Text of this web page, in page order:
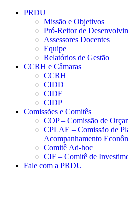
Conteúdo principal
PRDU
Missão e Objetivos
Pró-Reitor de
Assessores Docentes
Equipe
Relatórios de Gestão
CCRH e Câmaras
CCRH
CIDD
CIDF
CIDP
Comissões e Comitês
COP – Comissão de
CPLAE – Comissão de
Acompanhamento
Comitê Ad-hoc
CIF – Comitê de
Fale com a PRDU